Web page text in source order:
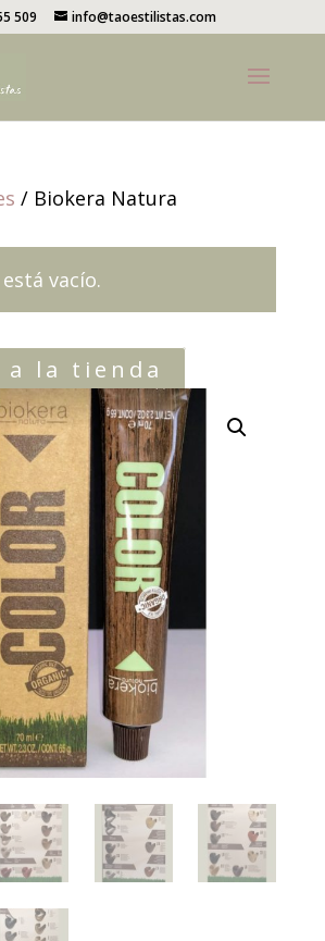
509 info@taoestilistas.com
/ Biokera Natura
vacío.
a la tienda